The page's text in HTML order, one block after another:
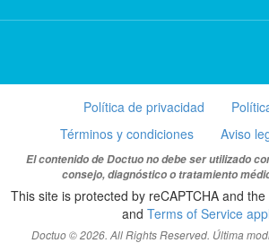
Política de privacidad
Términos y condiciones
Aviso
El contenido de Doctuo no debe ser utilizado
consejo, diagnóstico o tratamiento
This site is protected by reCAPTCHA and
and Terms of Service
Doctuo © 2026. All Rights Reserved. Última